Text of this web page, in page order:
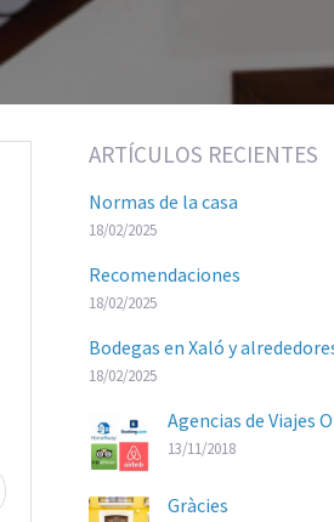
ARTÍCULOS RECIENTES
Normas de la casa
18/02/2025
Recomendaciones
18/02/2025
Bodegas en Xaló y
18/02/2025
Agencias de Viajes
13/11/2018
Gràcies